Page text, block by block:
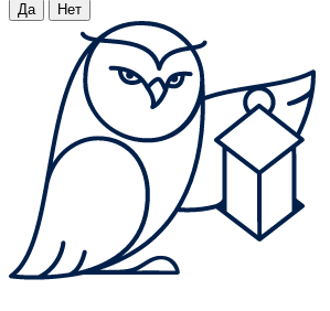
Да Нет